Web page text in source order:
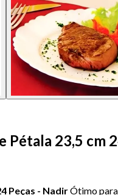
23,5 cm
Peças - NadirÓtimo para